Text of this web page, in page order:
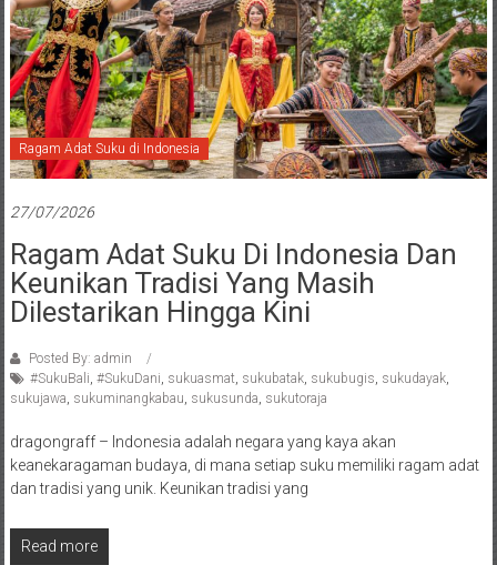
Ragam Adat Suku di Indonesia
27/07/2026
Ragam Adat Suku Di Indonesia Dan
Keunikan Tradisi Yang Masih
Dilestarikan Hingga Kini
Posted By: admin
#SukuBali, #SukuDani, sukuasmat, sukubatak, sukubugis, sukudayak,
sukujawa, sukuminangkabau, sukusunda, sukutoraja
dragongraff – Indonesia adalah negara yang kaya akan
keanekaragaman budaya, di mana setiap suku memiliki ragam adat
dan tradisi yang unik. Keunikan tradisi yang
Read more